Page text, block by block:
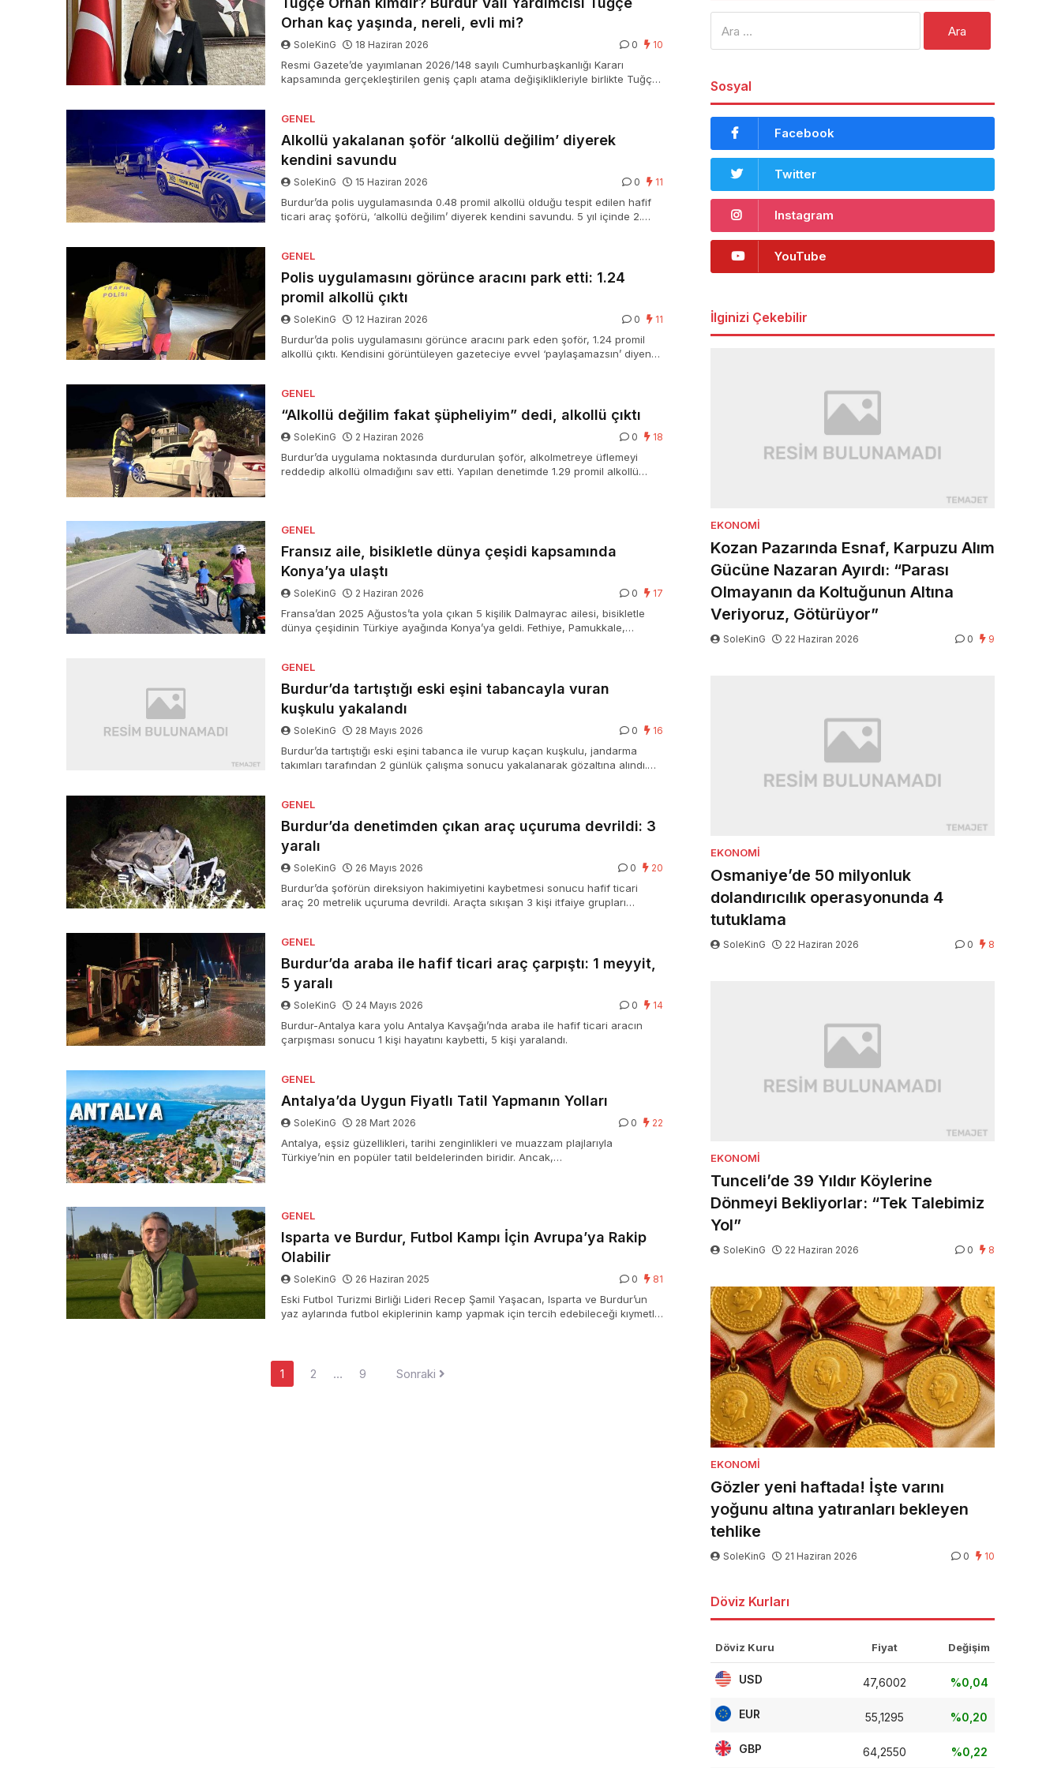
Orhan kaç yaşında, nereli, evli mi?
SoleKinG 18 Haziran 2026 0 10
Resmi Gazete’de yayımlanan 2026/148 sayılı Cumhurbaşkanlığı Kararı
kapsamında gerçekleştirilen geniş çaplı atama değişiklikleriyle birlikte Tuğçe
Burdur Vali Yardımcısı Tuğçe Orhan kaç yaşında, nereli, evli mi? Ayrıntılar…
GENEL
Alkollü yakalanan şoför ‘alkollü değilim’ diyerek
kendini savundu
SoleKinG 15 Haziran 2026 0 11
Burdur’da polis uygulamasında 0.48 promil alkollü olduğu tespit edilen hafif
ticari araç şoförü, ‘alkollü değilim’ diyerek kendini savundu. 5 yıl içinde 2.
GENEL
Polis uygulamasını görünce aracını park etti: 1.24
promil alkollü çıktı
SoleKinG 12 Haziran 2026 0 11
Burdur’da polis uygulamasını görünce aracını park eden şoför, 1.24 promil
alkollü çıktı. Kendisini görüntüleyen gazeteciye evvel ‘paylaşamazsın’ diyen
GENEL
“Alkollü değilim fakat şüpheliyim” dedi, alkollü çıktı
SoleKinG 2 Haziran 2026 0 18
Burdur’da uygulama noktasında durdurulan şoför, alkolmetreye üflemeyi
reddedip alkollü olmadığını sav etti. Yapılan denetimde 1.29 promil alkollü
GENEL
Fransız aile, bisikletle dünya çeşidi kapsamında
Konya’ya ulaştı
SoleKinG 2 Haziran 2026 0 17
Fransa’dan 2025 Ağustos’ta yola çıkan 5 kişilik Dalmayrac ailesi, bisikletle
dünya çeşidinin Türkiye ayağında Konya’ya geldi. Fethiye, Pamukkale,
ediyorlar.
GENEL
Burdur’da tartıştığı eski eşini tabancayla vuran
kuşkulu yakalandı
SoleKinG 28 Mayıs 2026 0 16
Burdur’da tartıştığı eski eşini tabanca ile vurup kaçan kuşkulu, jandarma
takımları tarafından 2 günlük çalışma sonucu yakalanarak gözaltına alındı.
GENEL
Burdur’da denetimden çıkan araç uçuruma devrildi: 3
yaralı
SoleKinG 26 Mayıs 2026 0 20
Burdur’da şoförün direksiyon hakimiyetini kaybetmesi sonucu hafif ticari
araç 20 metrelik uçuruma devrildi. Araçta sıkışan 3 kişi itfaiye grupları
GENEL
Burdur’da araba ile hafif ticari araç çarpıştı: 1 meyyit,
5 yaralı
SoleKinG 24 Mayıs 2026 0 14
Burdur-Antalya kara yolu Antalya Kavşağı’nda araba ile hafif ticari aracın
çarpışması sonucu 1 kişi hayatını kaybetti, 5 kişi yaralandı.
GENEL
Antalya’da Uygun Fiyatlı Tatil Yapmanın Yolları
SoleKinG 28 Mart 2026 0 22
Antalya, eşsiz güzellikleri, tarihi zenginlikleri ve muazzam plajlarıyla
Türkiye’nin en popüler tatil beldelerinden biridir. Ancak,…
GENEL
Isparta ve Burdur, Futbol Kampı İçin Avrupa’ya Rakip
Olabilir
SoleKinG 26 Haziran 2025 0 81
Eski Futbol Turizmi Birliği Lideri Recep Şamil Yaşacan, Isparta ve Burdur’un
yaz aylarında futbol ekiplerinin kamp yapmak için tercih edebileceği kıymetli
1 2 … 9 Sonraki
Sosyal
Facebook
Twitter
Instagram
YouTube
İlginizi Çekebilir
EKONOMI
Kozan Pazarında Esnaf, Karpuzu Alım
Gücüne Nazaran Ayırdı: “Parası
Olmayanın da Koltuğunun Altına
Veriyoruz, Götürüyor”
SoleKinG 22 Haziran 2026 0 9
EKONOMI
Osmaniye’de 50 milyonluk
dolandırıcılık operasyonunda 4
tutuklama
SoleKinG 22 Haziran 2026 0 8
EKONOMI
Tunceli’de 39 Yıldır Köylerine
Dönmeyi Bekliyorlar: “Tek Talebimiz
Yol”
SoleKinG 22 Haziran 2026 0 8
EKONOMI
Gözler yeni haftada! İşte varını
yoğunu altına yatıranları bekleyen
tehlike
SoleKinG 21 Haziran 2026 0 10
Döviz Kurları
Döviz Kuru Fiyat Değişim
USD 47,6002 %0,04
EUR 55,1295 %0,20
GBP 64,2550 %0,22